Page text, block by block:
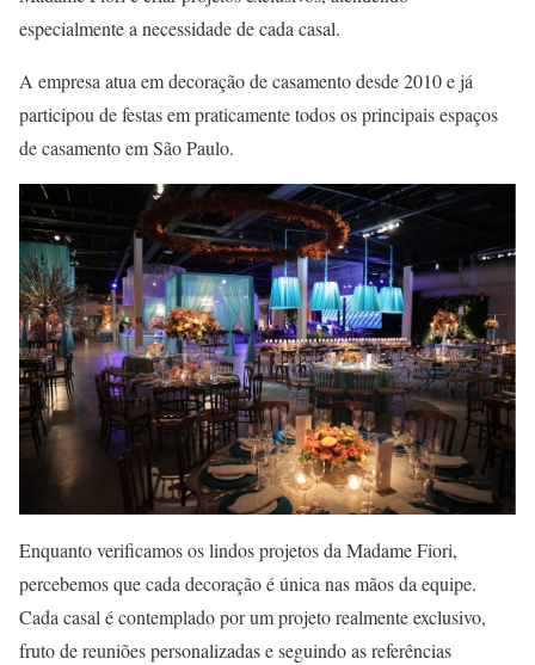
especialmente a necessidade de cada casal.
A empresa atua em decoração de casamento desde 2010 e já
participou de festas em praticamente todos os principais espaços
de casamento em São Paulo.
Enquanto verificamos os lindos projetos da Madame Fiori,
percebemos que cada decoração é única nas mãos da equipe.
Cada casal é contemplado por um projeto realmente exclusivo,
fruto de reuniões personalizadas e seguindo as referências